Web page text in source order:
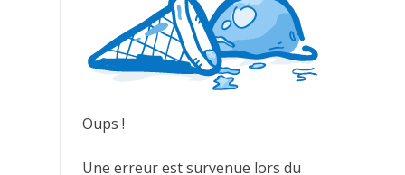
Oups !
Une erreur est survenue lors du